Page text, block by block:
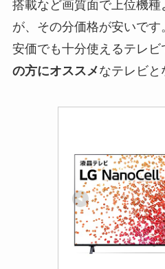
搭載など画質面で上位機
が、その分価格が安いです
安価でも十分使えるテレビ
の方にオススメなテレビと